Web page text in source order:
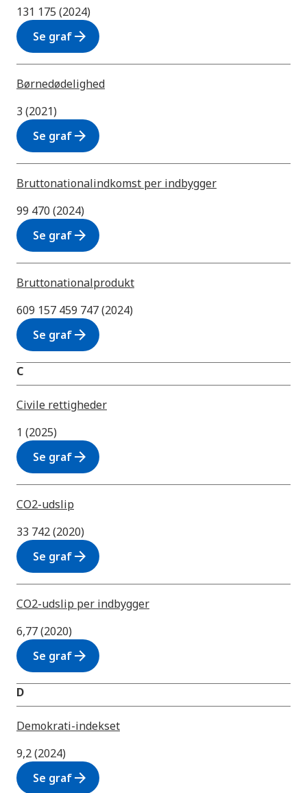
131 175 (2024)
Se grafarrow_forward
Børnedødelighed
3 (2021)
Se grafarrow_forward
Bruttonationalindkomst per indbygger
99 470 (2024)
Se grafarrow_forward
Bruttonationalprodukt
609 157 459 747 (2024)
Se grafarrow_forward
C
Civile rettigheder
1 (2025)
Se grafarrow_forward
CO2-udslip
33 742 (2020)
Se grafarrow_forward
CO2-udslip per indbygger
6,77 (2020)
Se grafarrow_forward
D
Demokrati-indekset
9,2 (2024)
Se grafarrow_forward